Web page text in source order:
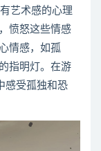
艺术感的心理
愤怒这些情感
情感，如孤
指明灯。在游
感受孤独和恐